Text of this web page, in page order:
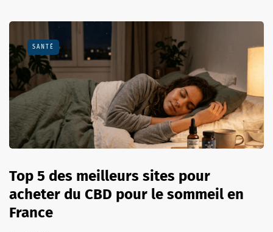
SANTÉ
Top 5 des meilleurs sites pour
acheter du CBD pour le sommeil en
France